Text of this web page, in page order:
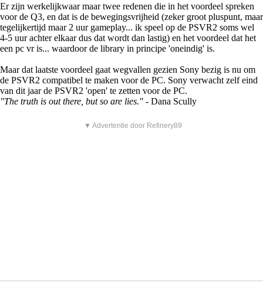
Er zijn werkelijkwaar maar twee redenen die in het voordeel spreken
voor de Q3, en dat is de bewegingsvrijheid (zeker groot pluspunt, maar
tegelijkertijd maar 2 uur gameplay... ik speel op de PSVR2 soms wel
4-5 uur achter elkaar dus dat wordt dan lastig) en het voordeel dat het
een pc vr is... waardoor de library in principe 'oneindig' is.
Maar dat laatste voordeel gaat wegvallen gezien Sony bezig is nu om
de PSVR2 compatibel te maken voor de PC. Sony verwacht zelf eind
van dit jaar de PSVR2 'open' te zetten voor de PC.
"The truth is out there, but so are lies." - Dana Scully
▼ Advertentie door Refinery89